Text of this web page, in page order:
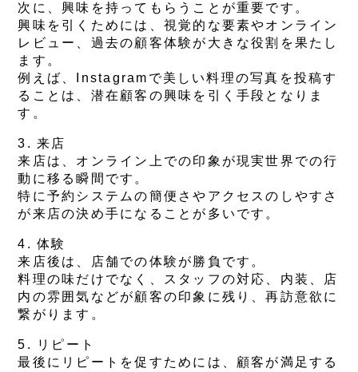
次に、興味を持ってもらうことが重要です。
興味を引くためには、視覚的な要素やオンライン
レビュー、過去の顧客体験が大きな役割を果たし
ます。
例えば、Instagramで美しい料理の写真を投稿す
ることは、潜在顧客の興味を引く手段となりま
す。
3. 来店
来店は、オンライン上での印象が現実世界での行
動に移る瞬間です。
特に予約システムの簡便さやアクセスのしやすさ
が来店の決め手になることが多いです。
4. 体験
来店後は、店舗での体験が勝負です。
料理の味だけでなく、スタッフの対応、内装、店
内の雰囲気などが顧客の印象に残り、再訪意欲に
繋がります。
5. リピート
最後にリピートを促すためには、顧客が満足する